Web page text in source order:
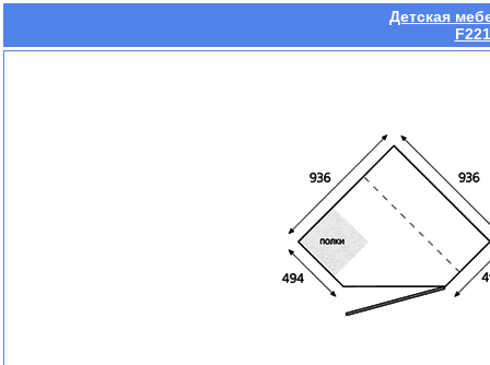
Детская